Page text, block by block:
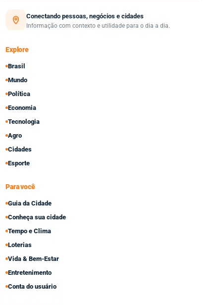
Conectando pessoas, negócios e cidades
Informação com contexto e utilidade para o dia a dia.
Explore
Brasil
Mundo
Política
Economia
Tecnologia
Agro
Cidades
Esporte
Para você
Guia da Cidade
Conheça sua cidade
Tempo e Clima
Loterias
Vida & Bem-Estar
Entretenimento
Conta do usuário